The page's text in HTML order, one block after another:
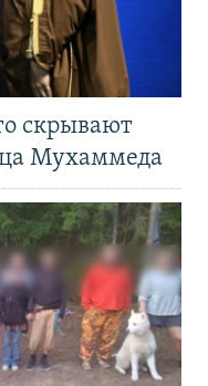
скрывают
Мухаммеда